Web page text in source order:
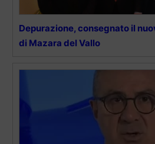
Depurazione, consegnato il
di Mazara del Vallo